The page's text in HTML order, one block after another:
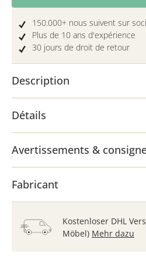
150.000+ nous suivent sur
Plus de 10 ans d'expérience
30 jours de droit de retour
Description
Détails
Avertissements &
Fabricant
Kostenloser DHL
Möbel) Mehr dazu